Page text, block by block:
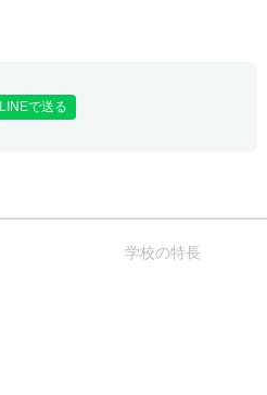
LINEで送る
学校の特長